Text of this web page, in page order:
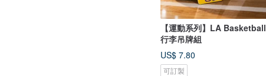
【運動系列】LA Basketball
行李吊牌組
US$ 7.80
可訂製